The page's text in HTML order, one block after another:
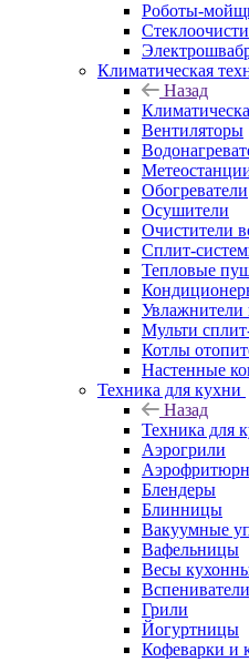
Роботы-
Климатическая
Назад
Вентиляторы
Обогреватели
Осушители
Очистители
Сплит-
Тепловые
Увлажнители
Мульти
Котлы
Настенные
Техника для кухни
Назад
Техника для
Аэрогрили
Блендеры
Блинницы
Вакуумные
Вафельницы
Весы
Грили
Йогуртницы
Кофеварки и